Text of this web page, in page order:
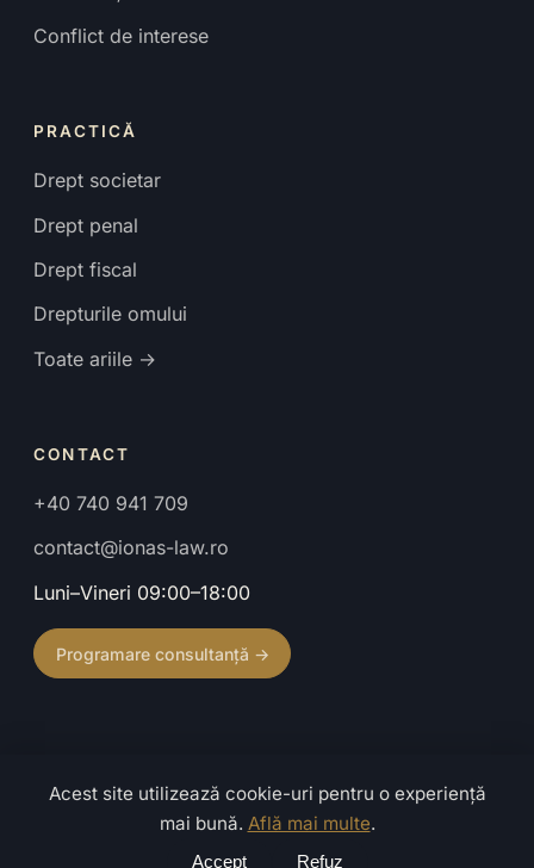
Conflict de interese
PRACTICĂ
Drept societar
Drept penal
Drept fiscal
Drepturile omului
Toate ariile →
CONTACT
+40 740 941 709
contact@ionas-law.ro
Luni–Vineri 09:00–18:00
Programare consultanță →
© 2026 Cabinet de Avocat Ionaș Mihaela. Toate drepturile
Termeni·
Acest site utilizează cookie-uri pentru o experiență
mai bună. Află mai multe.
Accept Refuz